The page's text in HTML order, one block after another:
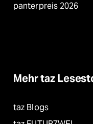
panterpreis 2026
Mehr taz
taz Blogs